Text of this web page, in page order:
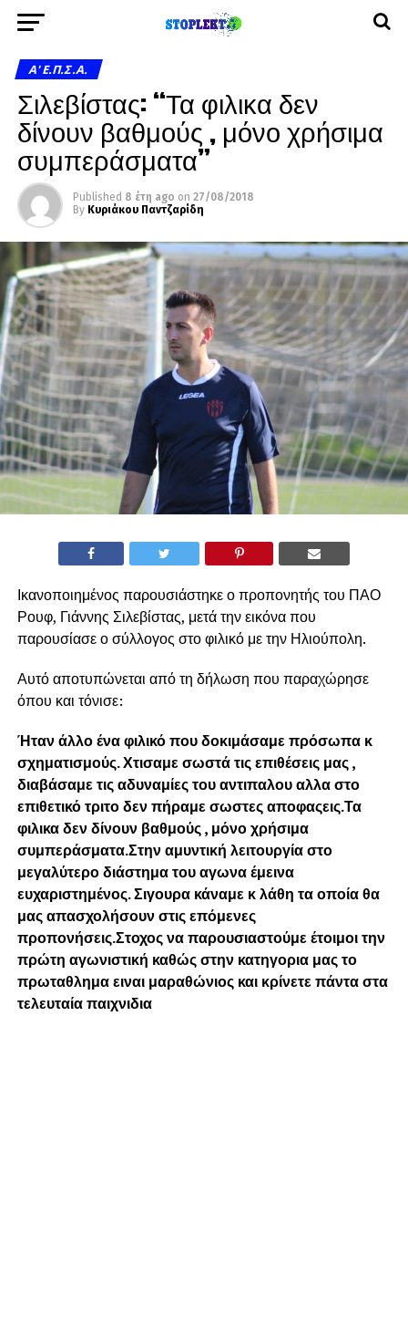
A' Ε.Π.Σ.Α.
Σιλεβίστας: “Τα φιλικα δεν
δίνουν βαθμούς , μόνο χρήσιμα
συμπεράσματα”
Published 8 έτη ago on 27/08/2018
By Κυριάκου Παντζαρίδη
Ικανοποιημένος παρουσιάστηκε ο προπονητής του ΠΑΟ
Ρουφ, Γιάννης Σιλεβίστας, μετά την εικόνα που
παρουσίασε ο σύλλογος στο φιλικό με την Ηλιούπολη.
Αυτό αποτυπώνεται από τη δήλωση που παραχώρησε
όπου και τόνισε:
Ήταν άλλο ένα φιλικό που δοκιμάσαμε πρόσωπα κ
σχηματισμούς. Χτισαμε σωστά τις επιθέσεις μας ,
διαβάσαμε τις αδυναμίες του αντιπαλου αλλα στο
επιθετικό τριτο δεν πήραμε σωστες αποφαςεις.Τα
φιλικα δεν δίνουν βαθμούς , μόνο χρήσιμα
συμπεράσματα.Στην αμυντική λειτουργία στο
μεγαλύτερο διάστημα του αγωνα έμεινα
ευχαριστημένος. Σιγουρα κάναμε κ λάθη τα οποία θα
μας απασχολήσουν στις επόμενες
προπονήσεις.Στοχος να παρουσιαστούμε έτοιμοι την
πρώτη αγωνιστική καθώς στην κατηγορια μας το
πρωταθλημα ειναι μαραθώνιος και κρίνετε πάντα στα
τελευταία παιχνιδια